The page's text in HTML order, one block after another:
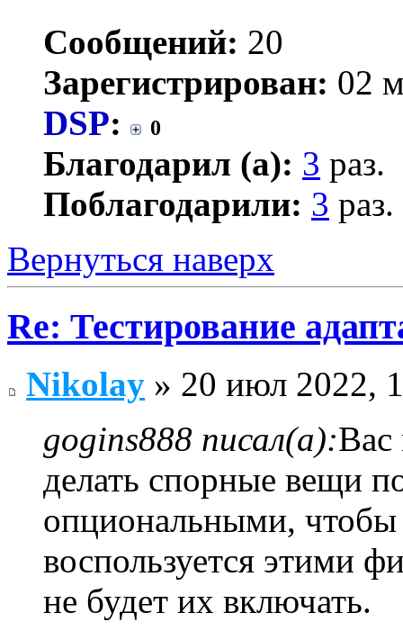
Сообщений: 20
Зарегистрирован: 02
DSP: 0
Благодарил (а): 3 раз.
Поблагодарили: 3 раз.
Вернуться наверх
Re: Тестирование
Nikolay » 20 июл 2022,
gogins888 писал(а):
делать спорные вещи
опциональными,
воспользуется этими
не будет их включать.